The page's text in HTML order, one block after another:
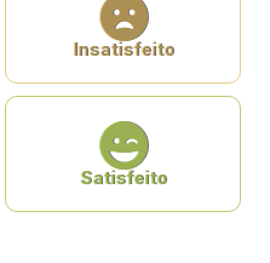
Insatisfeito
Satisfeito